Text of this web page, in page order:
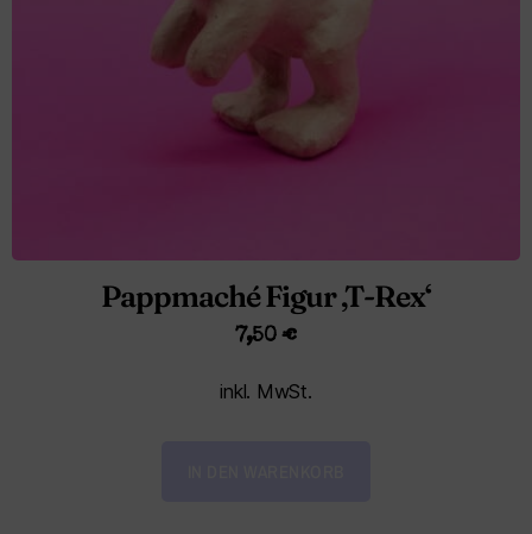
Pappmaché Figur ‚T-Rex‘
7,50€
inkl. MwSt.